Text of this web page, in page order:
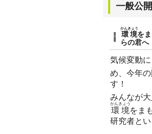
一般公
環境
かんきょう
を
らの君へ
気候変動
め、今年の
す！
みんなが
環境
かんきょう
をま
研究者とい